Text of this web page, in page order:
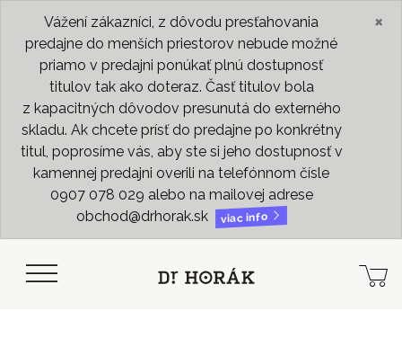
Vážení zákazníci, z dôvodu presťahovania
predajne do menších priestorov nebude možné
priamo v predajni ponúkať plnú dostupnosť
titulov tak ako doteraz. Časť titulov bola
z kapacitných dôvodov presunutá do externého
skladu. Ak chcete prísť do predajne po konkrétny
titul, poprosíme vás, aby ste si jeho dostupnosť v
kamennej predajni overili na telefónnom čísle
0907 078 029 alebo na mailovej adrese
obchod@drhorak.sk
viac info
×